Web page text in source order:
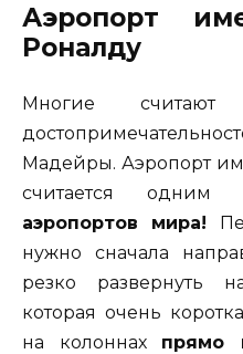
Аэропорт
Роналду
Многие
Мадейры. Аэропорт
считается
аэропортов мира!
нужно сначала
резко развернуть
которая очень
на колоннах прямо